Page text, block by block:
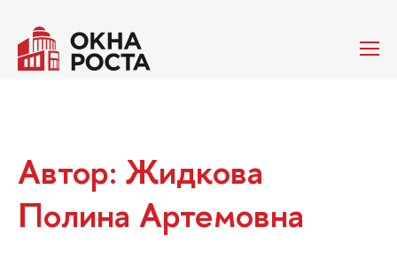
Автор: Жидкова
Полина Артемовна